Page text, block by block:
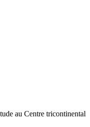
au Centre tricontinental